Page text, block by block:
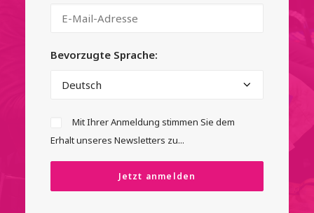
Bevorzugte Sprache:
Mit Ihrer Anmeldung stimmen Sie dem
Erhalt unseres Newsletters zu...